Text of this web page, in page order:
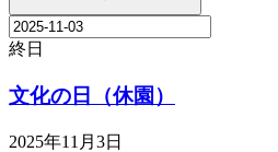
終日
文化の日（休園）
2025年11月3日